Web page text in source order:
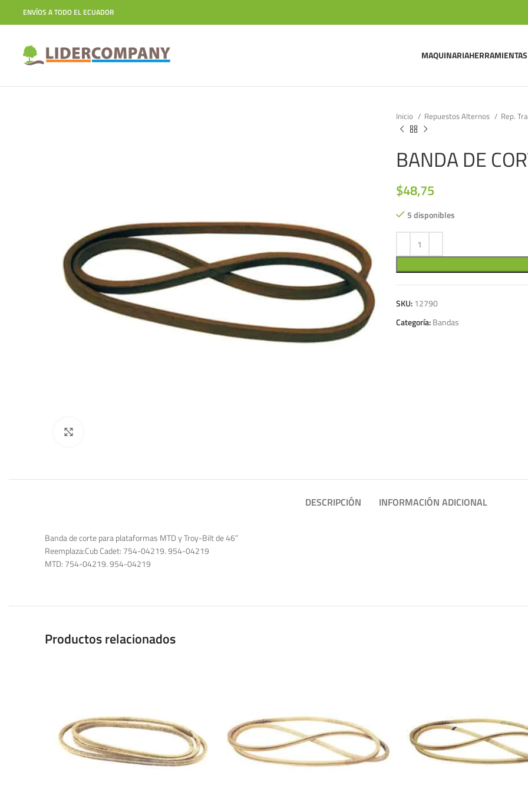
ENVÍOS A TODO EL ECUADOR
MAQUINARIA
Inicio Repuestos Alternos Rep.
BANDA DE
$48,75
5 disponibles
SKU:12790
Categoría:Bandas
DESCRIPCIÓN INFORMACIÓN ADICIONAL
Banda de corte para plataformas MTD y Troy-Bilt de 46”
Reemplaza:Cub Cadet: 754-04219. 954-04219
MTD: 754-04219. 954-04219
Productos relacionados